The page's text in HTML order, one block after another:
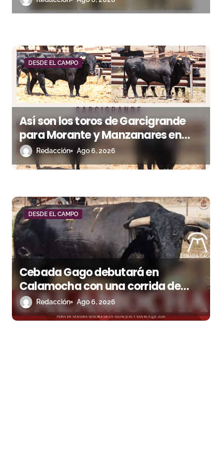
r
d
a
s
DESDE EL CAMPO
Así son los toros de Garcigrande
para Morante y Manzanares en
Illumbe (Vídeo e imágenes desde el
campo)
Redacción Ago 6, 2026
DESDE EL CAMPO
Cebada Gago debutará en
Calamocha con una corrida de
imponente presencia
Redacción Ago 6, 2026